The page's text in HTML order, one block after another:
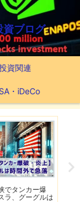
資ブログ
資関連
・iDeCo
でタンカー爆
ラ、グーグルは